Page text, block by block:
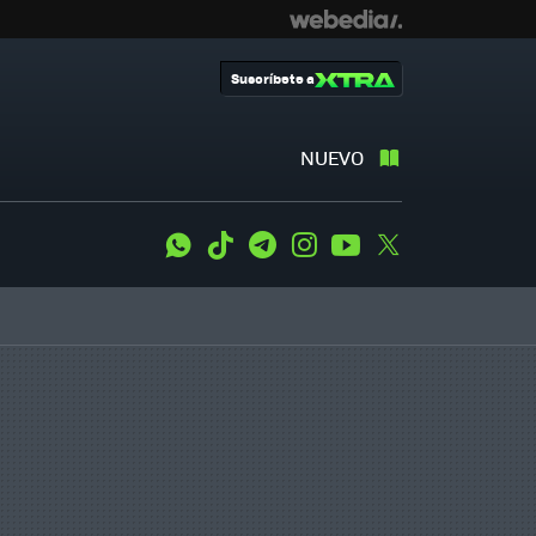
NUEVO
Suscríbete a
WhatsApp
Tiktok TelegramInstagramYoutube